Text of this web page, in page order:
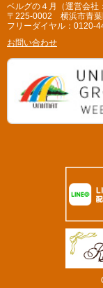
ベルグの４月（運営会社
〒225-0002 横浜市青葉
フリーダイヤル：0120-
お問い合わせ